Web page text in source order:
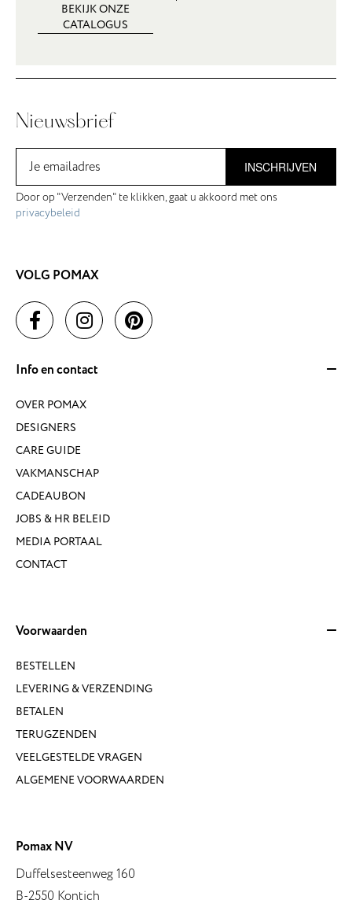
BEKIJK ONZE
CATALOGUS
Nieuwsbrief
INSCHRIJVEN
Door op "Verzenden" te klikken, gaat u akkoord met ons
privacybeleid
VOLG POMAX
Info en contact
OVER POMAX
DESIGNERS
CARE GUIDE
VAKMANSCHAP
CADEAUBON
JOBS & HR BELEID
MEDIA PORTAAL
CONTACT
Voorwaarden
BESTELLEN
LEVERING & VERZENDING
BETALEN
TERUGZENDEN
VEELGESTELDE VRAGEN
ALGEMENE VOORWAARDEN
Pomax NV
Duffelsesteenweg 160
B-2550 Kontich